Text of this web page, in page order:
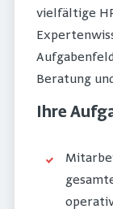
vielfältige
Beratung
Ihre